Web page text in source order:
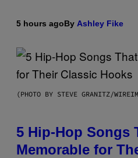
5 hours agoBy Ashley Fike
(PHOTO BY STEVE GRANITZ/
5 Hip-Hop Songs
Memorable for